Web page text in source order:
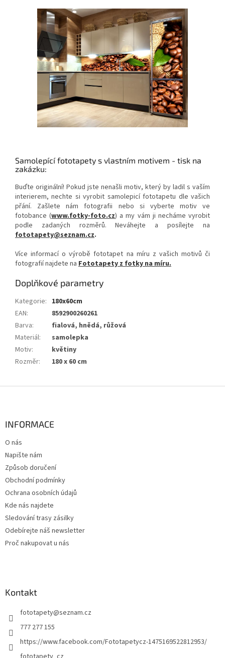
Samolepící fototapety s vlastním motivem - tisk na
zakázku:
Buďte originální! Pokud jste nenašli motiv, který by ladil s vaším
interierem, nechte si vyrobit samolepicí fototapetu dle vašich
přání. Zašlete nám fotografii nebo si vyberte motiv ve
fotobance (www.fotky-foto.cz) a my vám ji necháme vyrobit
podle zadaných rozměrů. Neváhejte a posílejte na
fototapety@seznam.cz.
Více informací o výrobě fototapet na míru z vašich motivů či
fotografií najdete na Fototapety z fotky na míru.
Doplňkové parametry
Kategorie: 180x60cm
EAN:
8592900260261
Barva:
fialová, hnědá, růžová
Materiál:
samolepka
Motiv:
květiny
Rozměr: 180 x 60 cm
INFORMACE
O nás
Napište nám
Způsob doručení
Obchodní podmínky
Ochrana osobních údajů
Kde nás najdete
Sledování trasy zásilky
Odebírejte náš newsletter
Proč nakupovat u nás
Kontakt
fototapety@seznam.cz
777 277 155
https://www.facebook.com/Fototapetycz-1475169522812953/